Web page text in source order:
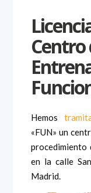
Centro
Hemos
«FUN» un
procedimiento
en la calle
Madrid.